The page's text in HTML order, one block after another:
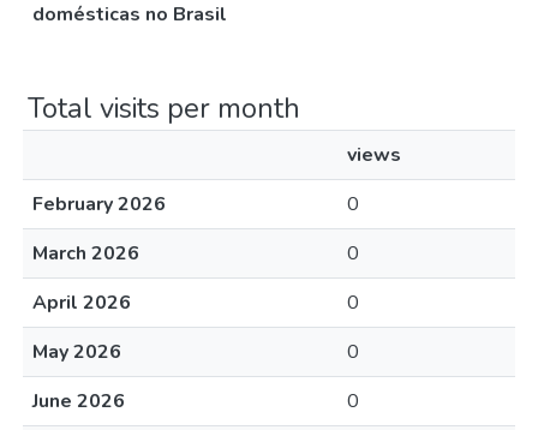
domésticas no Brasil
Total visits per month
views
February 2026
0
March 2026
0
April 2026
0
May 2026
0
June 2026
0